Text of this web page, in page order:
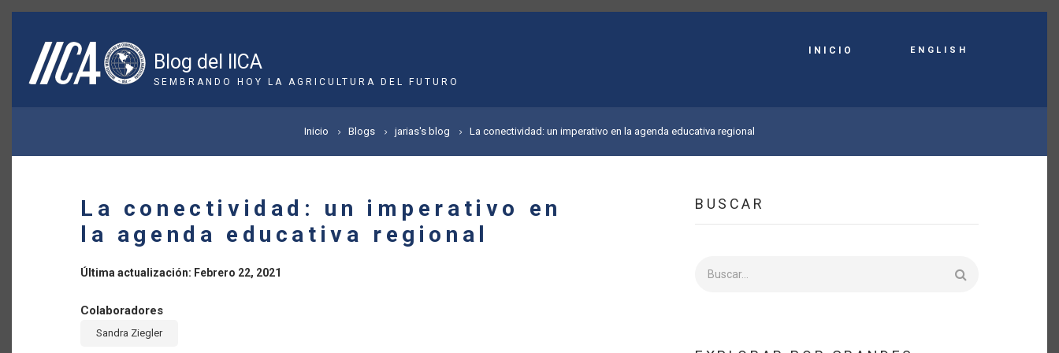
Pasar
contenido
principal
Blog del IICA
SEMBRANDO HOY LA AGRICULTURA DEL FUTURO
INICIO English
SOBRESCRIBIR
ENLACES
AYUDA
NAVEGACIÓN
Inicio Blogs jarias's blog La conectividad: un imperativo en la agenda educativa regional
La conectividad: un imperativo en
la agenda educativa regional
Última actualización: Febrero 22, 2021
Colaboradores
Sandra Ziegler
BUSCAR